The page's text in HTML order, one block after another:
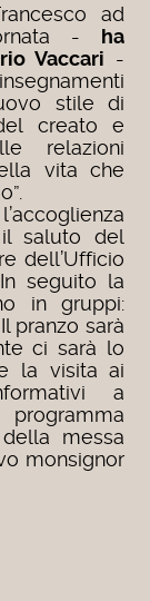
ad
- ha
Vaccari -
stile di
creato e
relazioni
vita che
saluto del
dell’Ufficio
seguito la
in gruppi:
pranzo sarà
ci sarà lo
la visita ai
a
messa
monsignor